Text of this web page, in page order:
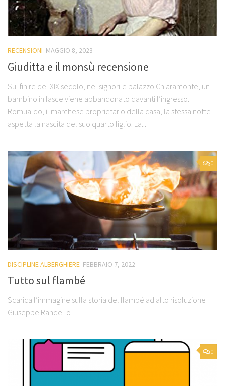
RECENSIONI MAGGIO 8, 2023
Giuditta e il monsù recensione
Sul finire del XIX secolo, nel signorile palazzo Chiaramonte, un
bambino in fasce viene abbandonato davanti l’ingresso.
Romualdo, il marchese proprietario della casa, la stessa notte
aspetta la nascita del suo quarto figlio. La...
0
DISCIPLINE ALBERGHIERE FEBBRAIO 7, 2022
Tutto sul flambé
Scarica l’immagine sulla storia del flambé ad alto risoluzione
Giuseppe Randello
0